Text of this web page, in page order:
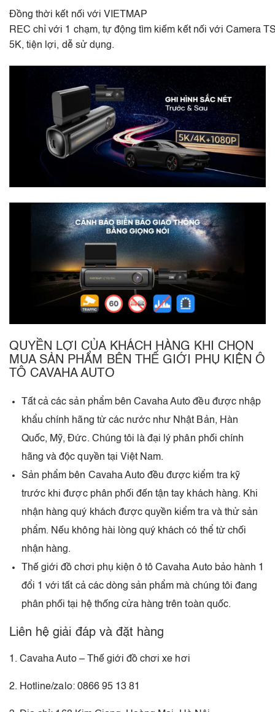
Đồng thời kết nối với VIETMAP
REC chỉ với 1 chạm, tự động tìm kiếm kết nối với Camera
5K, tiện lợi, dễ sử dụng.​
QUYỀN LỢI CỦA KHÁCH HÀNG KHI CHỌN
MUA SẢN PHẨM BÊN THẾ GIỚI PHỤ KIỆN Ô
TÔ CAVAHA AUTO
Tất cả các sản phẩm bên Cavaha Auto đều được nhập
khẩu chính hãng từ các nước như Nhật Bản, Hàn
Quốc, Mỹ, Đức. Chúng tôi là đại lý phân phối chính
hãng và độc quyền tại Việt Nam.
Sản phẩm bên Cavaha Auto đều được kiểm tra kỹ
trước khi được phân phối đến tận tay khách hàng. Khi
nhận hàng quý khách được quyền kiểm tra và thử sản
phẩm. Nếu không hài lòng quý khách có thể từ chối
nhận hàng.
Thế giới đồ chơi phụ kiện ô tô Cavaha Auto bảo hành 1
đổi 1 với tất cả các dòng sản phẩm mà chúng tôi đang
phân phối tại hệ thống cửa hàng trên toàn quốc.
Liên hệ giải đáp và đặt hàng
1. Cavaha Auto – Thế giới đồ chơi xe hơi
2. Hotline/zalo: 0866 95 13 81